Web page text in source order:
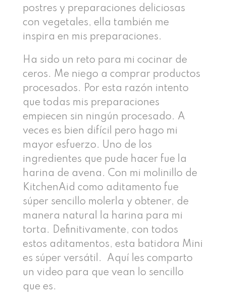
postres y preparaciones deliciosas
con vegetales, ella también me
inspira en mis preparaciones.
Ha sido un reto para mi cocinar de
ceros. Me niego a comprar productos
procesados. Por esta razón intento
que todas mis preparaciones
empiecen sin ningún procesado. A
veces es bien difícil pero hago mi
mayor esfuerzo. Uno de los
ingredientes que pude hacer fue la
harina de avena. Con mi molinillo de
KitchenAid como aditamento fue
súper sencillo molerla y obtener, de
manera natural la harina para mi
torta. Definitivamente, con todos
estos aditamentos, esta batidora Mini
es súper versátil. Aquí les comparto
un video para que vean lo sencillo
que es.